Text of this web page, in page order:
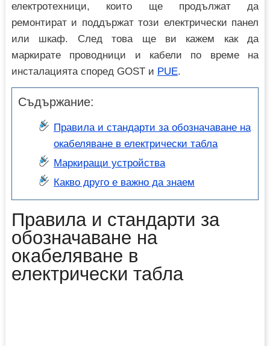
електротехници, които ще продължат да
ремонтират и поддържат този електрически панел
или шкаф. След това ще ви кажем как да
маркирате проводници и кабели по време на
инсталацията според GOST и PUE.
Съдържание:
Правила и стандарти за обозначаване на
окабеляване в електрически табла
Маркиращи устройства
Какво друго е важно да знаем
Правила и стандарти за
обозначаване на
окабеляване в
електрически табла